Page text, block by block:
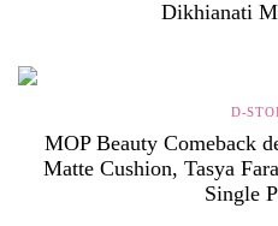
Dikhianati
D-
MOP Beauty Comeback
Matte Cushion, Tasya
Single